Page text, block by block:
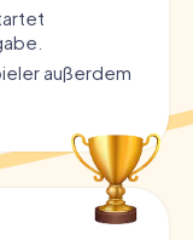
außerdem